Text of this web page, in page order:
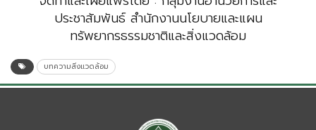
ประชาสัมพันธ์ สำนักงานนโยบายและแผน
ทรัพยากรธรรมชาติและสิ่งแวดล้อม
บทความสิ่งแวดล้อม